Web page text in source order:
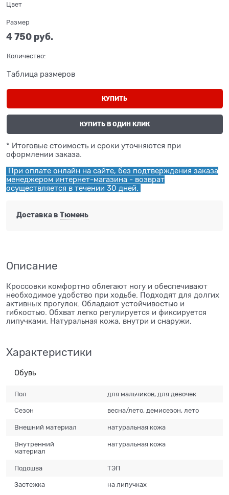
Цвет
Размер
4 750 руб.
Количество:
Таблица размеров
КУПИТЬ
КУПИТЬ В ОДИН КЛИК
* Итоговые стоимость и сроки уточняются при
оформлении заказа.
При оплате онлайн на сайте, без подтверждения заказа
менеджером интернет-магазина - возврат
осуществляется в течении 30 дней.
Доставка в Тюмень
Описание
Кроссовки комфортно облегают ногу и обеспечивают
необходимое удобство при ходьбе. Подходят для долгих
активных прогулок. Обладают устойчивостью и
гибкостью. Обхват легко регулируется и фиксируется
липучками. Натуральная кожа, внутри и снаружи.
Характеристики
Обувь
Пол для мальчиков, для девочек
Сезон весна/лето, демисезон, лето
Внешний материал натуральная кожа
Внутренний
материал
натуральная кожа
Подошва ТЭП
Застежка на липучках